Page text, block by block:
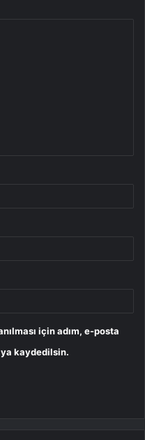
için adım, e-posta
kaydedilsin.